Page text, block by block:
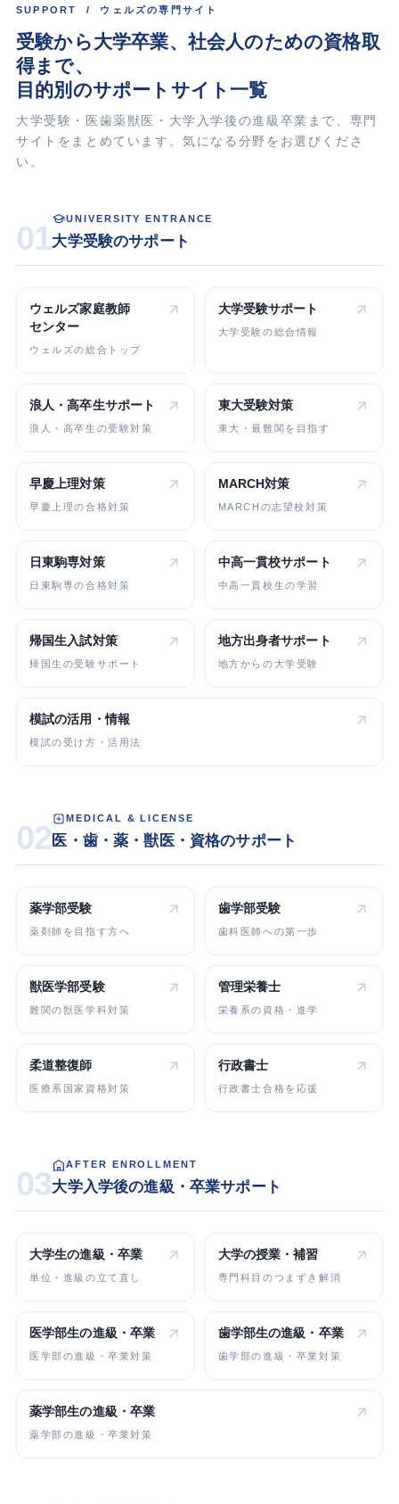
SUPPORT / ウェルズの専門サイト
受験から大学卒業、 社会人のための資格取
得まで、
目的別のサポートサイト一覧
大学受験・医歯薬獣医・大学入学後の進級卒業まで、専門
サイトをまとめています。気になる分野をお選びくださ
い。
01
UNIVERSITY ENTRANCE
大学受験のサポート
ウェルズ家庭教師
センター
ウェルズの総合トップ
大学受験サポート
大学受験の総合情報
浪人・高卒生サポート
浪人・高卒生の受験対策
東大受験対策
東大・最難関を目指す
早慶上理対策
早慶上理の合格対策
MARCH対策
MARCHの志望校対策
日東駒専対策
日東駒専の合格対策
中高一貫校サポート
中高一貫校生の学習
帰国生入試対策
帰国生の受験サポート
地方出身者サポート
地方からの大学受験
模試の活用・情報
模試の受け方・活用法
02
MEDICAL & LICENSE
医・歯・薬・獣医・資格のサポート
薬学部受験
薬剤師を目指す方へ
歯学部受験
歯科医師への第一歩
獣医学部受験
難関の獣医学科対策
管理栄養士
栄養系の資格・進学
柔道整復師
医療系国家資格対策
行政書士
行政書士合格を応援
03
AFTER ENROLLMENT
大学入学後の進級・卒業サポート
大学生の進級・卒業
単位・進級の立て直し
大学の授業・補習
専門科目のつまずき解消
医学部生の進級・卒業
医学部の進級・卒業対策
歯学部生の進級・卒業
歯学部の進級・卒業対策
薬学部生の進級・卒業
薬学部の進級・卒業対策